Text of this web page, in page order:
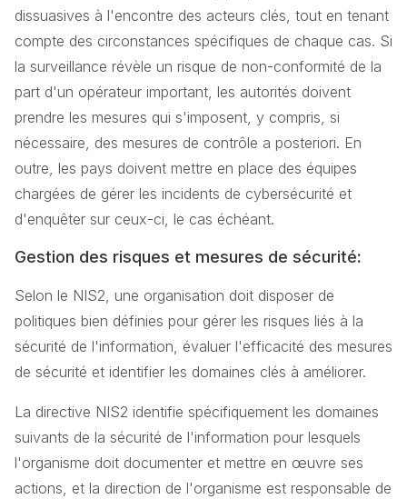
dissuasives à l'encontre des acteurs clés, tout en tenant
compte des circonstances spécifiques de chaque cas. Si
la surveillance révèle un risque de non-conformité de la
part d'un opérateur important, les autorités doivent
prendre les mesures qui s'imposent, y compris, si
nécessaire, des mesures de contrôle a posteriori. En
outre, les pays doivent mettre en place des équipes
chargées de gérer les incidents de cybersécurité et
d'enquêter sur ceux-ci, le cas échéant.
Gestion des risques et mesures de sécurité:
Selon le NIS2, une organisation doit disposer de
politiques bien définies pour gérer les risques liés à la
sécurité de l'information, évaluer l'efficacité des mesures
de sécurité et identifier les domaines clés à améliorer.
La directive NIS2 identifie spécifiquement les domaines
suivants de la sécurité de l'information pour lesquels
l'organisme doit documenter et mettre en œuvre ses
actions, et la direction de l'organisme est responsable de